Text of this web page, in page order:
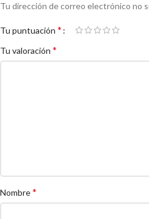
Tu dirección de correo electrónico no
Tu puntuación *
Tu valoración *
Nombre*